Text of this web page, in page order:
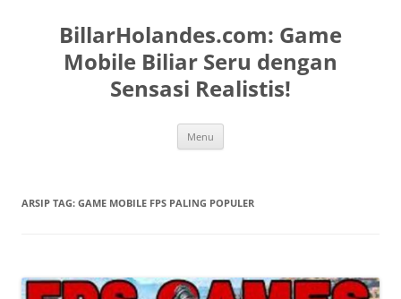
BillarHolandes.com: Game
Mobile Biliar Seru dengan
Sensasi Realistis!
Menu
ARSIP TAG: GAME MOBILE FPS PALING POPULER